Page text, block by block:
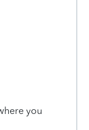
you